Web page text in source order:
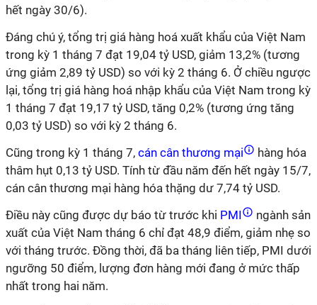
hết ngày 30/6).
Đáng chú ý, tổng trị giá hàng hoá xuất khẩu của Việt Nam
trong kỳ 1 tháng 7 đạt 19,04 tỷ USD, giảm 13,2% (tương
ứng giảm 2,89 tỷ USD) so với kỳ 2 tháng 6. Ở chiều ngược
lại, tổng trị giá hàng hoá nhập khẩu của Việt Nam trong kỳ
1 tháng 7 đạt 19,17 tỷ USD, tăng 0,2% (tương ứng tăng
0,03 tỷ USD) so với kỳ 2 tháng 6.
Cũng trong kỳ 1 tháng 7, cán cân thương mại
hàng hóa
thâm hụt 0,13 tỷ USD. Tính từ đầu năm đến hết ngày 15/7,
cán cân thương mại hàng hóa thặng dư 7,74 tỷ USD.
Điều này cũng được dự báo từ trước khi PMI
ngành sản
xuất của Việt Nam tháng 6 chỉ đạt 48,9 điểm, giảm nhẹ so
với tháng trước. Đồng thời, đã ba tháng liên tiếp, PMI dưới
ngưỡng 50 điểm, lượng đơn hàng mới đang ở mức thấp
nhất trong hai năm.